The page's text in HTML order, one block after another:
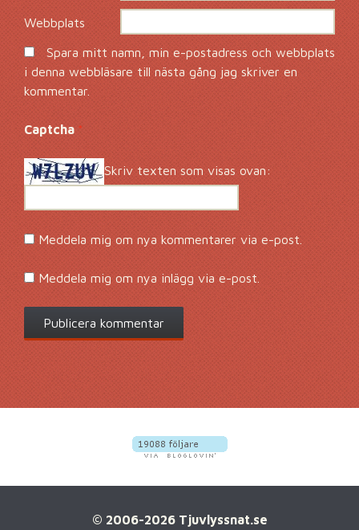
Webbplats
Spara mitt namn, min e-postadress och webbplats
i denna webbläsare till nästa gång jag skriver en
kommentar.
Captcha*
Skriv texten som visas ovan:
Meddela mig om nya kommentarer via e-post.
Meddela mig om nya inlägg via e-post.
© 2006-2026 Tjuvlyssnat.se